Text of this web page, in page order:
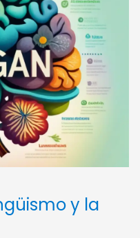
y la